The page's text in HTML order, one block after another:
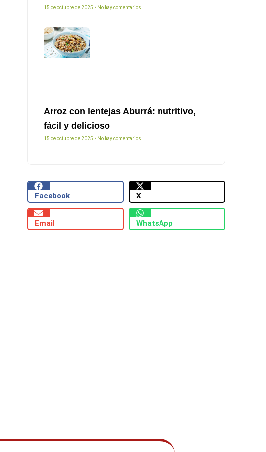
15 de octubre de 2025 No hay comentarios
Arroz con lentejas Aburrá: nutritivo,
fácil y delicioso
15 de octubre de 2025 No hay comentarios
Facebook X
Email WhatsApp